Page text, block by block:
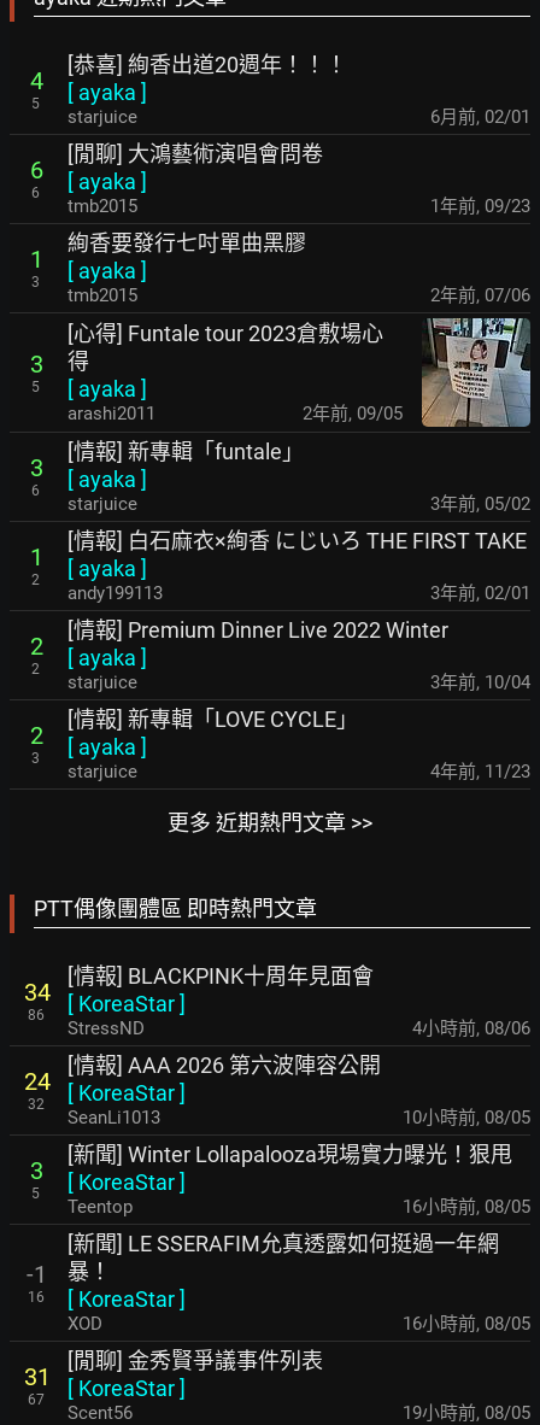
4
5
[恭喜] 絢香出道20週年！！！
[ ayaka ]
starjuice 6月前, 02/01
6
6
[閒聊] 大鴻藝術演唱會問卷
[ ayaka ]
tmb2015 1年前, 09/23
1
3
絢香要發行七吋單曲黑膠
[ ayaka ]
tmb2015 2年前, 07/06
3
5
[心得] Funtale tour 2023倉敷場心
得
[ ayaka ]
arashi2011 2年前, 09/05
3
6
[情報] 新專輯「funtale」
[ ayaka ]
starjuice 3年前, 05/02
1
2
[情報] 白石麻衣×絢香 にじいろ THE FIRST TAKE
[ ayaka ]
andy199113 3年前, 02/01
2
2
[情報] Premium Dinner Live 2022 Winter
[ ayaka ]
starjuice 3年前, 10/04
2
3
[情報] 新專輯「LOVE CYCLE」
[ ayaka ]
starjuice 4年前, 11/23
更多 近期熱門文章 >>
PTT偶像團體區 即時熱門文章
34
86
[情報] BLACKPINK十周年見面會
[ KoreaStar]
StressND 4小時前, 08/06
24
32
[情報] AAA 2026 第六波陣容公開
[ KoreaStar]
SeanLi1013 10小時前, 08/05
3
5
[新聞] Winter Lollapalooza現場實力曝光！狠甩
[ KoreaStar]
Teentop 16小時前, 08/05
-1
16
[新聞] LE SSERAFIM允真透露如何挺過一年網
暴！
[ KoreaStar]
XOD 16小時前, 08/05
31
67
[閒聊] 金秀賢爭議事件列表
[ KoreaStar]
Scent56 19小時前, 08/05